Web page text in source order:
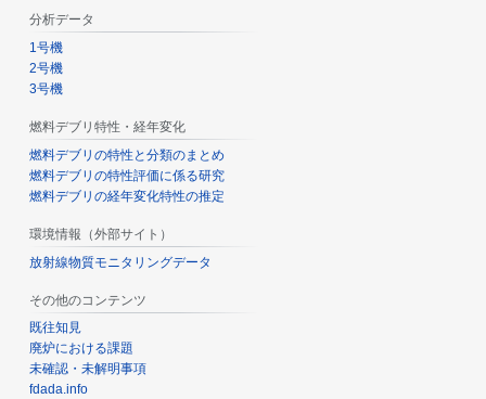
分析データ
1号機
2号機
3号機
燃料デブリ特性・経年変化
燃料デブリの特性と分類のまとめ
燃料デブリの特性評価に係る研究
燃料デブリの経年変化特性の推定
環境情報（外部サイト）
放射線物質モニタリングデータ
その他のコンテンツ
既往知見
廃炉における課題
未確認・未解明事項
fdada.info